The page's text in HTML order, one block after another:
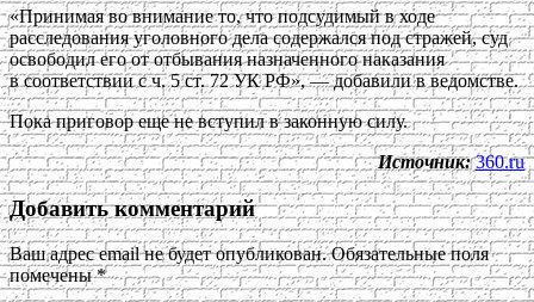
«Принимая во внимание то, что подсудимый в ходе
расследования уголовного дела содержался под стражей, суд
освободил его от отбывания назначенного наказания
в соответствии с ч. 5 ст. 72 УК РФ», — добавили в ведомстве.
Пока приговор еще не вступил в законную силу.
Источник: 360.ru
Добавить комментарий
Ваш адрес email не будет опубликован. Обязательные поля
помечены*